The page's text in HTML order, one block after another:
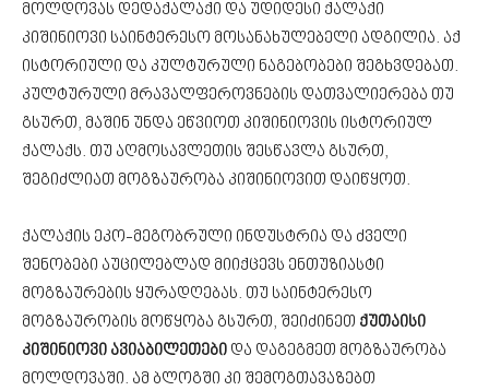
მოლდოვას დედაქალაქი და უდიდესი ქალაქი
კიშინიოვი საინტერესო მოსანახულებელი ადგილია. აქ
ისტორიული და კულტურული ნაგებობები შეგხვდებათ.
კულტურული მრავალფეროვნების დათვალიერება თუ
გსურთ, მაშინ უნდა ეწვიოთ კიშინიოვის ისტორიულ
ქალაქს. თუ აღმოსავლეთის შესწავლა გსურთ,
შეგიძლიათ მოგზაურობა კიშინიოვით დაიწყოთ.
ქალაქის ეკო-მეგობრული ინდუსტრია და ძველი
შენობები აუცილებლად მიიქცევს ენთუზიასტი
მოგზაურების ყურადღებას. თუ საინტერესო
მოგზაურობის მოწყობა გსურთ, შეიძინეთ ქუთაისი
კიშინიოვი ავიაბილეთები და დაგეგმეთ მოგზაურობა
მოლდოვაში. ამ ბლოგში კი შემოგთავაზებთ